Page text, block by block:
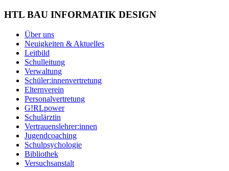
HTL BAU INFORMATIK DESIGN
Über uns
Neuigkeiten & Aktuelles
Leitbild
Schulleitung
Verwaltung
Schüler:innenvertretung
Elternverein
Personalvertretung
G!RLpower
Schulärztin
Vertrauenslehrer:innen
Jugendcoaching
Schulpsychologie
Bibliothek
Versuchsanstalt